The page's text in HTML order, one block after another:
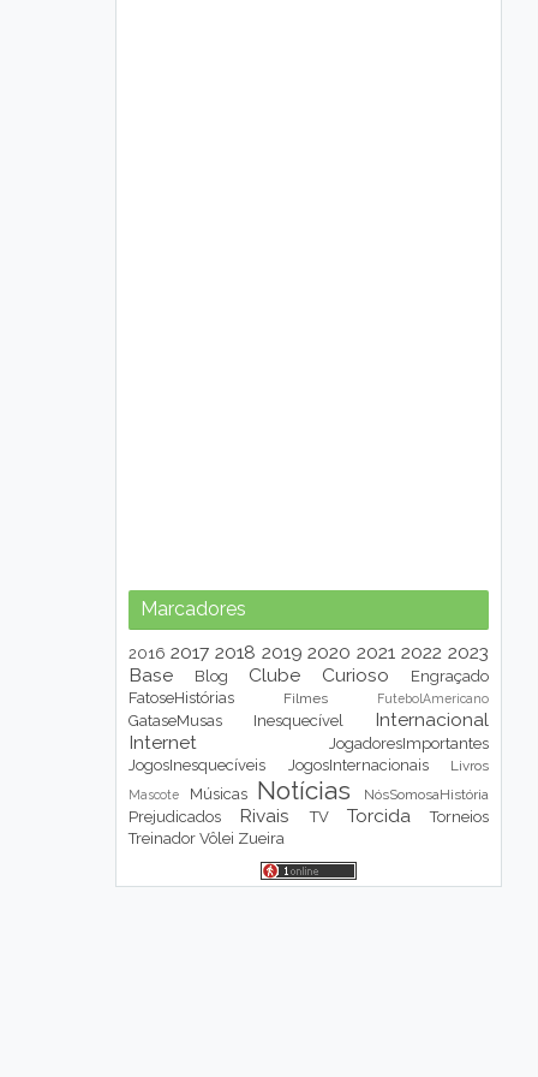
Marcadores
2016 2017 2018 2019 2020 2021 2022 2023
Base
Blog Clube Curioso
Engraçado
FatoseHistórias
Filmes FutebolAmericano
GataseMusas Inesquecível
Internacional
Internet
JogadoresImportantes
JogosInesquecíveis
JogosInternacionais Livros
Mascote Músicas Notícias NósSomosaHistória
Prejudicados Rivais TV Torcida
Torneios
Treinador Vôlei Zueira